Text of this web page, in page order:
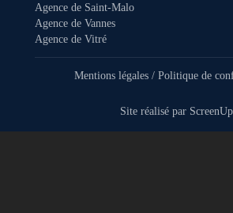
Agence de Saint-Malo
Agence de Vannes
Agence de Vitré
Mentions légales /Politique de
Site réalisé par ScreenUp